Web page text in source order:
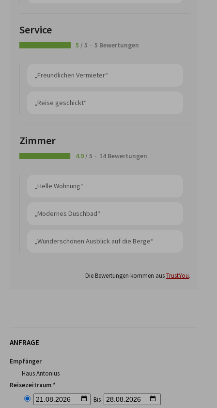
Service
5 / 5 5 Bewertungen
„Freundlichen Vermieter“
„Reise geschickt“
Zimmer
4.9/ 5 14 Bewertungen
„Helle Wohnung“
„Modernes Duschbad“
„Wunderschönen Ausblick auf die Berge“
Die Bewertungen kommen ausTrustYou.
ANFRAGE
Empfänger
Haus Antonius
Reisezeitraum *
Bis